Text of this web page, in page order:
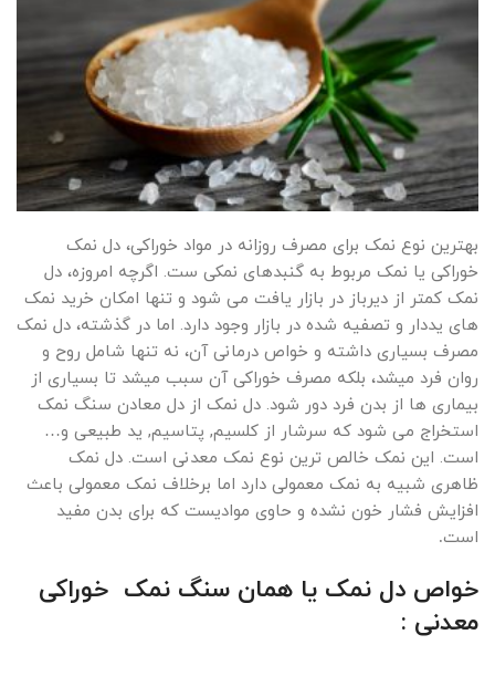
بهترین نوع نمک برای مصرف روزانه در مواد خوراکی، دل نمک
خوراکی یا نمک مربوط به گنبدهای نمکی ست. اگرچه امروزه، دل
نمک کمتر از دیرباز در بازار یافت می شود و تنها امکان خرید نمک
های یددار و تصفیه شده در بازار وجود دارد. اما در گذشته، دل نمک
مصرف بسیاری داشته و خواص درمانی آن، نه تنها شامل روح و
روان فرد میشد، بلکه مصرف خوراکی آن سبب میشد تا بسیاری از
بیماری ها از بدن فرد دور شود. دل نمک از دل معادن سنگ نمک
استخراج می شود که سرشار از کلسیم, پتاسیم, ید طبیعی و…
است. این نمک خالص ترین نوع نمک معدنی است. دل نمک
ظاهری شبیه به نمک معمولی دارد اما برخلاف نمک معمولی باعث
افزایش فشار خون نشده و حاوی موادیست که برای بدن مفید
است.
خواص دل نمک یا همان سنگ نمک خوراکی
معدنی :